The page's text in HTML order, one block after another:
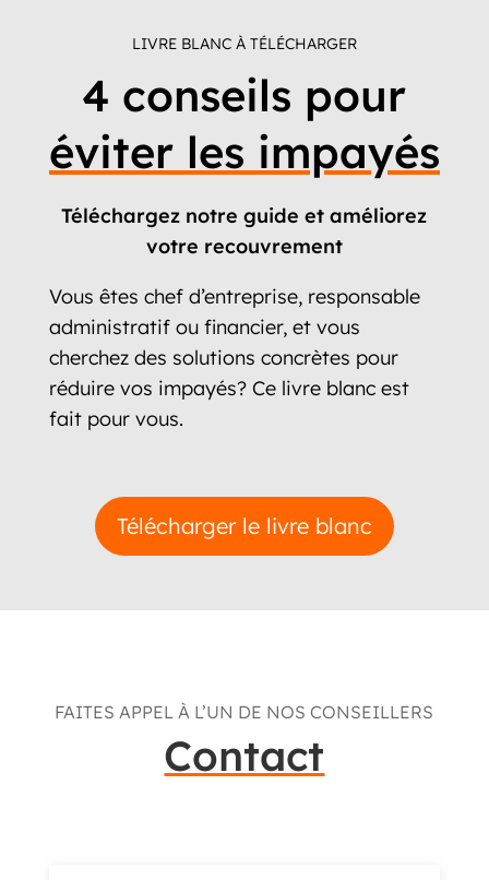
LIVRE BLANC À TÉLÉCHARGER
4 conseils pour
éviter les impayés
Téléchargez notre guide et améliorez
votre recouvrement
Vous êtes chef d’entreprise, responsable
administratif ou financier, et vous
cherchez des solutions concrètes pour
réduire vos impayés? Ce livre blanc est
fait pour vous.
Télécharger le livre blanc
FAITES APPEL À L’UN DE NOS CONSEILLERS
Contact